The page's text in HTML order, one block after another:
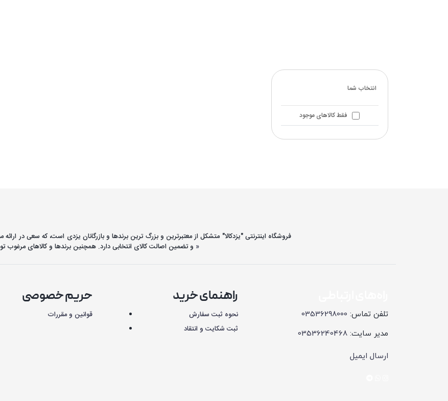
انتخاب شما
فقط کالاهای موجود
فروشگاه اینترنتی "یزدکالا" متشکل از معتبرترین و بزرگ ترین برندها و بازرگانان یزدی است، که سعی در
و تضمین اصالت کالای انتخابی دارد. همچنین برندها و کالاهای مرغوب مطالعه بیشتر »
تلفن تماس: 03536298000
مدیر سایت: 03536240468
ارسال ایمیل
راهنمای خرید
نحوه ثبت سفارش
ثبت شکایت و انتقاد
حریم خصوصی
قوانین و مقررات